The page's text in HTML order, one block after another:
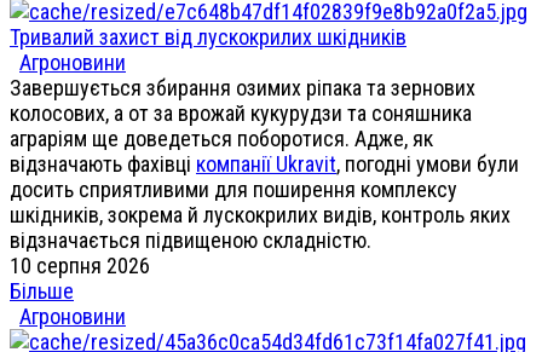
Тривалий захист від лускокрилих шкідників
Агроновини
Завершується збирання озимих ріпака та зернових
колосових, а от за врожай кукурудзи та соняшника
аграріям ще доведеться поборотися. Адже, як
відзначають фахівці компанії Ukravit, погодні умови були
досить сприятливими для поширення комплексу
шкідників, зокрема й лускокрилих видів, контроль яких
відзначається підвищеною складністю.
10 серпня 2026
Більше
Агроновини